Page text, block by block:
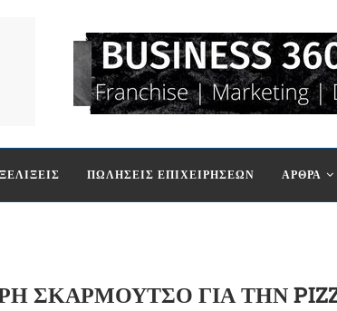
ΠΩΛΗΣΕΙΣ ΕΠΙΧΕΙΡΗΣΕΩΝ ΑΡΘΡΑ
ΣΚΑΡΜΟΥΤΣΟ ΓΙΑ ΤΗΝ